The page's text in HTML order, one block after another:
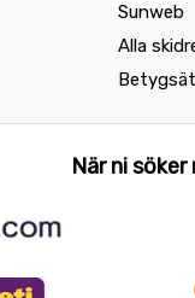
Sunweb
Alla
När ni